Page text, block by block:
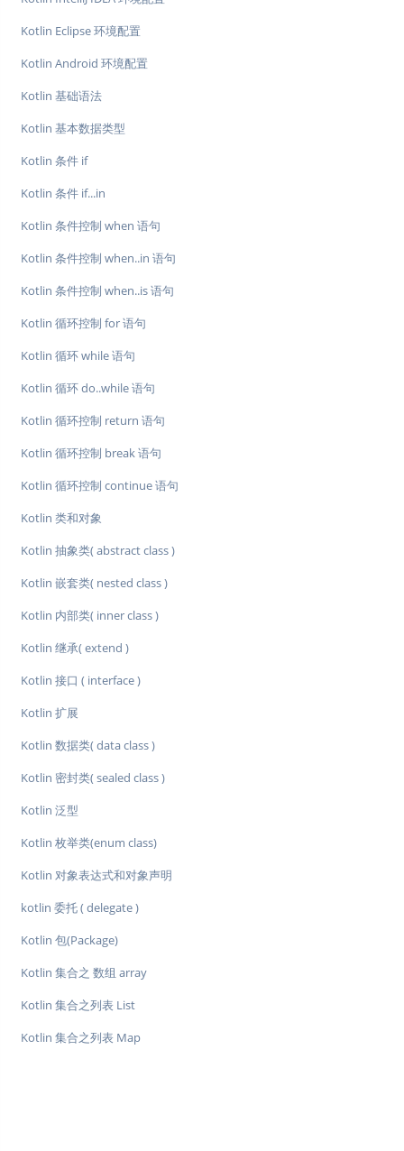
Kotlin Eclipse 环境配置
Kotlin Android 环境配置
Kotlin 基础语法
Kotlin 基本数据类型
Kotlin 条件 if
Kotlin 条件 if...in
Kotlin 条件控制 when 语句
Kotlin 条件控制 when..in 语句
Kotlin 条件控制 when..is 语句
Kotlin 循环控制 for 语句
Kotlin 循环 while 语句
Kotlin 循环 do..while 语句
Kotlin 循环控制 return 语句
Kotlin 循环控制 break 语句
Kotlin 循环控制 continue 语句
Kotlin 类和对象
Kotlin 抽象类( abstract class )
Kotlin 嵌套类( nested class )
Kotlin 内部类( inner class )
Kotlin 继承( extend )
Kotlin 接口 ( interface )
Kotlin 扩展
Kotlin 数据类( data class )
Kotlin 密封类( sealed class )
Kotlin 泛型
Kotlin 枚举类(enum class)
Kotlin 对象表达式和对象声明
kotlin 委托 ( delegate )
Kotlin 包(Package)
Kotlin 集合之 数组 array
Kotlin 集合之列表 List
Kotlin 集合之列表 Map